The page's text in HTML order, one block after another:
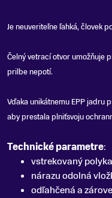
Je neuveriteľne ľahká, človek
Čelný vetrací otvor umožňuje
prilbe nepotí.
Vďaka unikátnemu EPP jadru
aby prestala plniťsvoju
Technické parametre:
vstrekovaný
nárazu odolná
odľahčená a